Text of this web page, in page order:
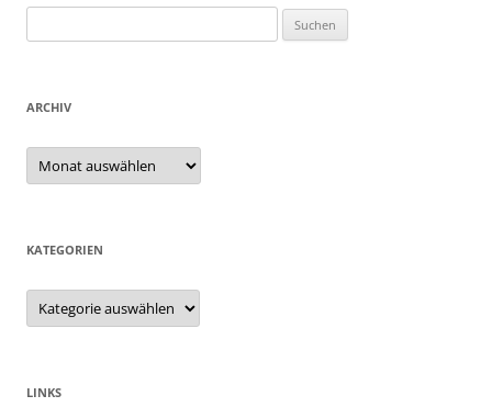
nach:
ARCHIV
Archiv
KATEGORIEN
Kategorien
LINKS